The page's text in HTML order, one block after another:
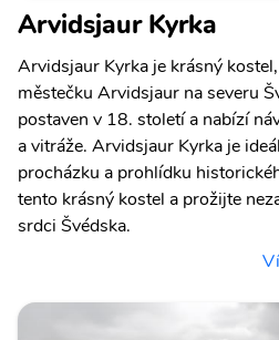
Arvidsjaur Kyrka
Arvidsjaur Kyrka je krásný
městečku Arvidsjaur na severu
postaven v 18. století a nabízí
a vitráže. Arvidsjaur Kyrka je
procházku a prohlídku
tento krásný kostel a prožijte
srdci Švédska.